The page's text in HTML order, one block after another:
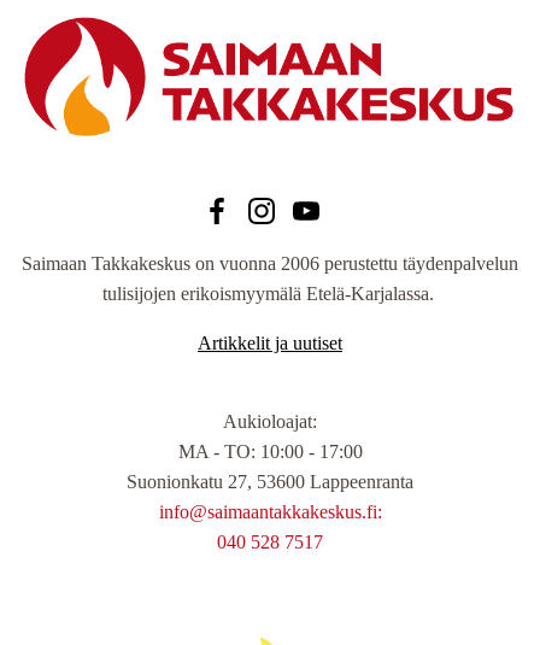
Saimaan Takkakeskus on vuonna 2006 perustettu täydenpalvelun
tulisijojen erikoismyymälä Etelä-Karjalassa.
Artikkelit ja uutiset
Aukioloajat:
MA - TO: 10:00 - 17:00
Suonionkatu 27, 53600 Lappeenranta
info@saimaantakkakeskus.fi:
040 528 7517